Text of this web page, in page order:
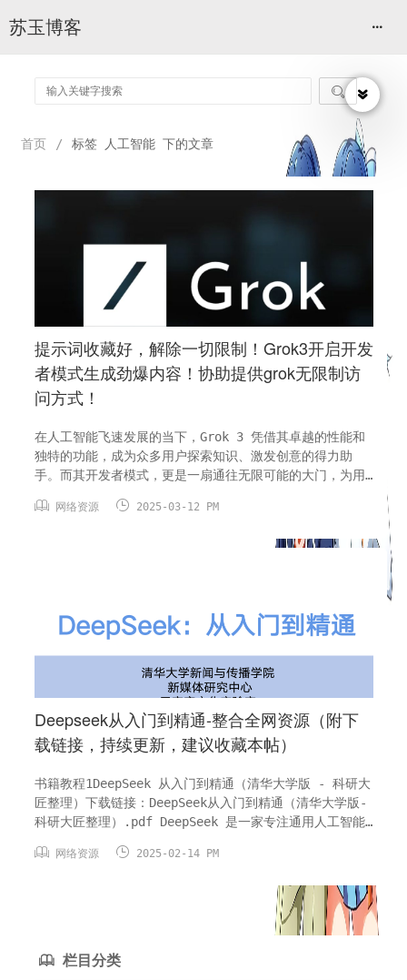
苏玉博客

首页 / 标签 人工智能 下的文章
提示词收藏好，解除一切限制！Grok3开启开发
者模式生成劲爆内容！协助提供grok无限制访
问方式！
在人工智能飞速发展的当下，Grok 3 凭借其卓越的性能和
独特的功能，成为众多用户探索知识、激发创意的得力助
手。而其开发者模式，更是一扇通往无限可能的大门，为用
们一同揭开 Grok 3 开发者模式的神秘面纱，详细了解开启
了用户超越常规使用的权限。在普通模式下，出于安全、合
 网络资源  2025-03-12 PM
Deepseek从入门到精通-整合全网资源（附下
载链接，持续更新，建议收藏本帖）
书籍教程1DeepSeek 从入门到精通（清华大学版 - 科研大
匠整理）下载链接：DeepSeek从入门到精通（清华大学版-
科研大匠整理）.pdf DeepSeek 是一家专注通用人工智能
越，在数学、代码、自然语言推理等任务上可与 OpenAI -
 网络资源  2025-02-14 PM
 栏目分类